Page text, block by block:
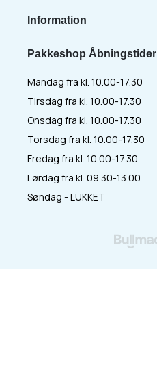
Pakkeshop Åbningstider
Mandag fra kl. 10.00-17.30
Tirsdag fra kl. 10.00-17.30
Onsdag fra kl. 10.00-17.30
Torsdag fra kl. 10.00-17.30
Fredag fra kl. 10.00-17.30
Lørdag fra kl. 09.30-13.00
Søndag - LUKKET
Information